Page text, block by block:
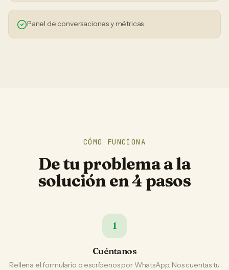
Panel de conversaciones y métricas
CÓMO FUNCIONA
De tu problema a la
solución en 4 pasos
1
Cuéntanos
Rellena el formulario o escríbenos por WhatsApp. Nos cuentas tu